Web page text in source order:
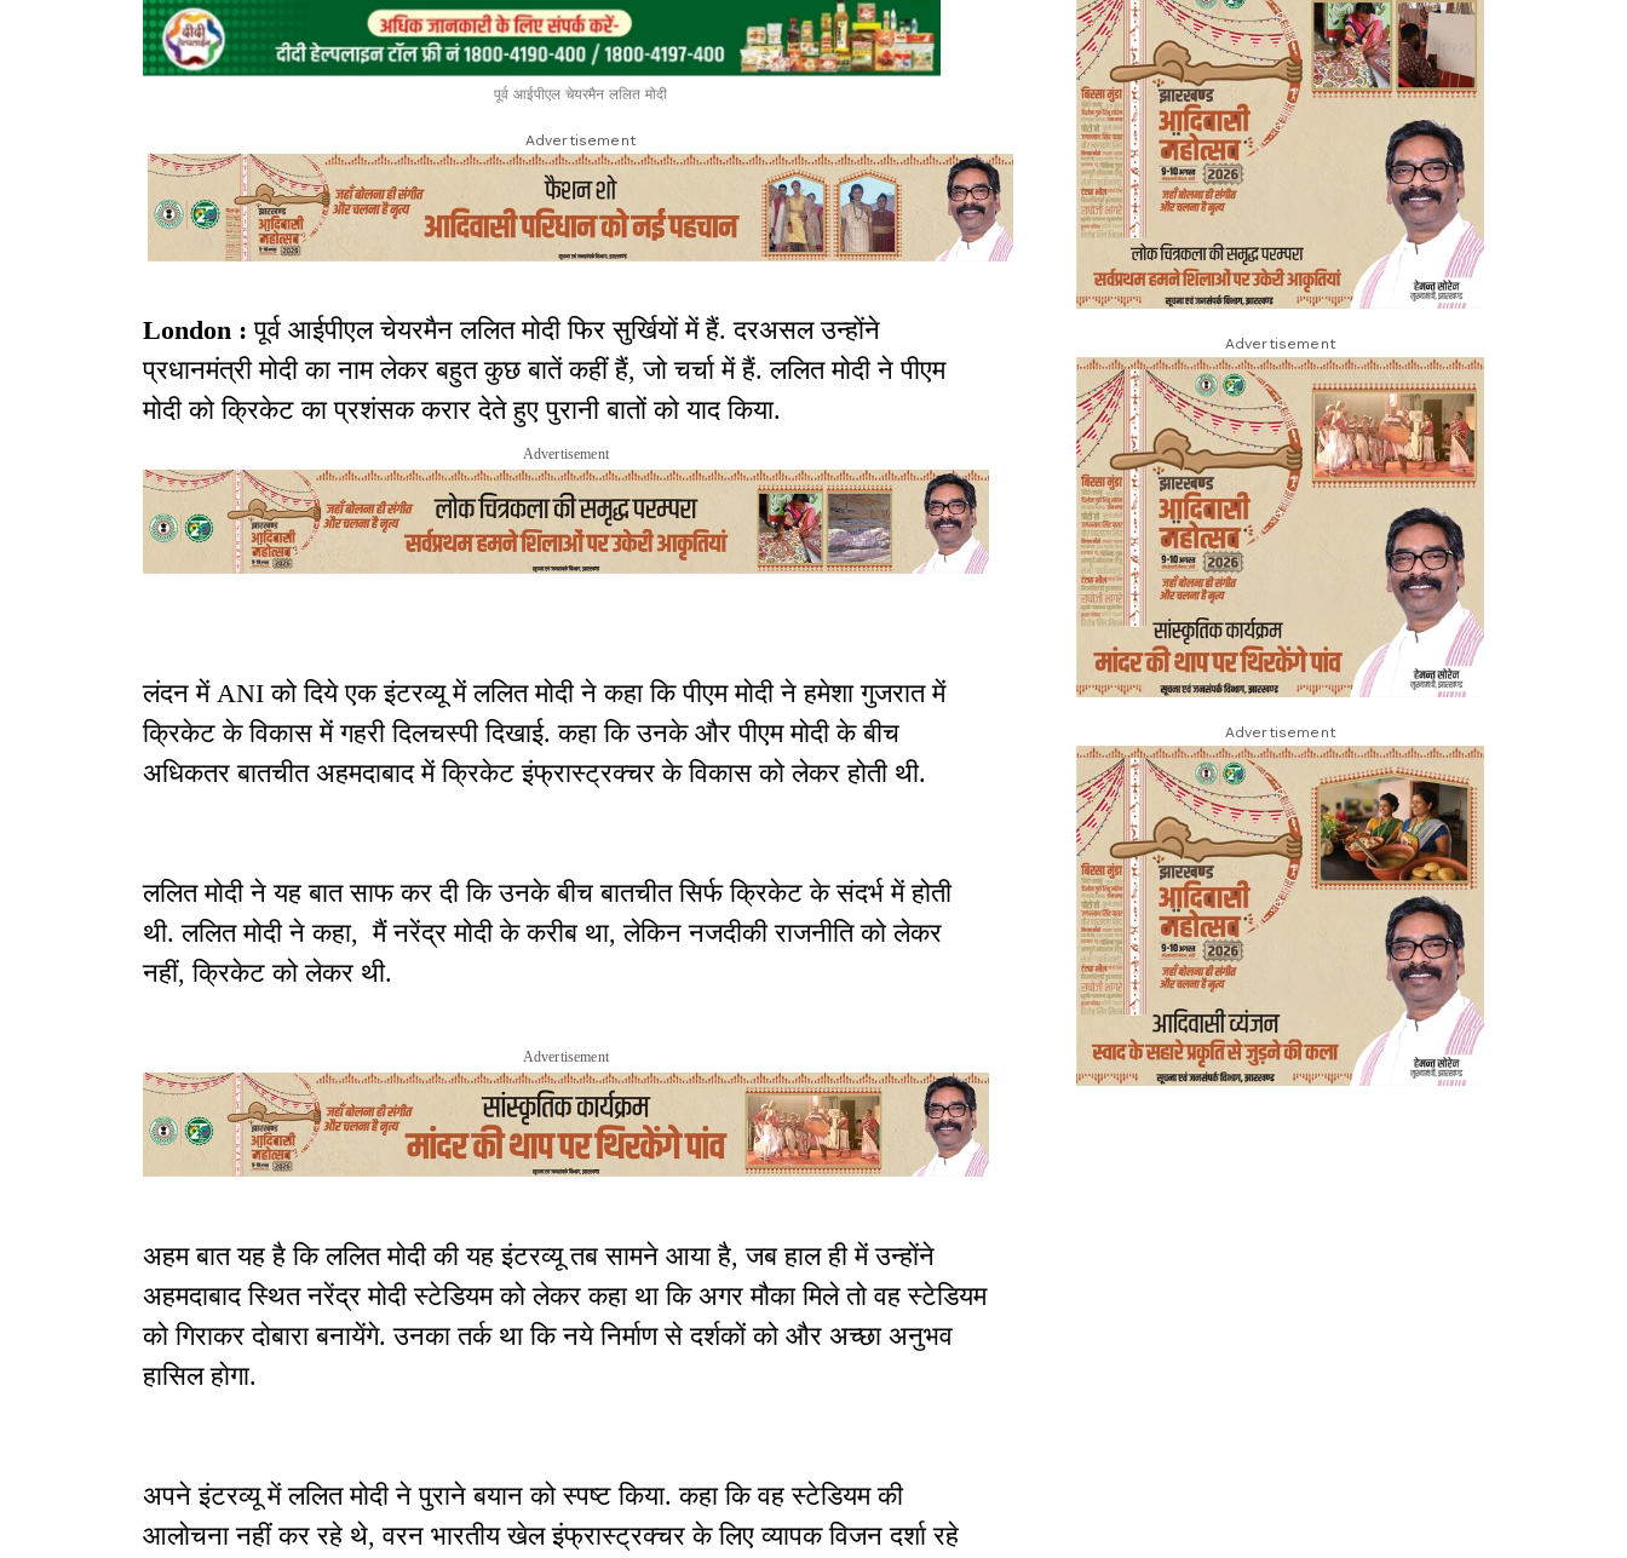
पूर्व आईपीएल चेयरमैन ललित मोदी
Advertisement
London :पूर्व आईपीएल चेयरमैन ललित मोदी फिर सुर्खियों में हैं. दरअसल उन्होंने
प्रधानमंत्री मोदी का नाम लेकर बहुत कुछ बातें कहीं हैं, जो चर्चा में हैं. ललित मोदी ने पीएम
मोदी को क्रिकेट का प्रशंसक करार देते हुए पुरानी बातों को याद किया.
Advertisement
लंदन में ANI को दिये एक इंटरव्यू में ललित मोदी ने कहा कि पीएम मोदी ने हमेशा गुजरात में
क्रिकेट के विकास में गहरी दिलचस्पी दिखाई. कहा कि उनके और पीएम मोदी के बीच
अधिकतर बातचीत अहमदाबाद में क्रिकेट इंफ्रास्ट्रक्चर के विकास को लेकर होती थी.
ललित मोदी ने यह बात साफ कर दी कि उनके बीच बातचीत सिर्फ क्रिकेट के संदर्भ में होती
थी. ललित मोदी ने कहा, मैं नरेंद्र मोदी के करीब था, लेकिन नजदीकी राजनीति को लेकर
नहीं, क्रिकेट को लेकर थी.
Advertisement
अहम बात यह है कि ललित मोदी की यह इंटरव्यू तब सामने आया है, जब हाल ही में उन्होंने
अहमदाबाद स्थित नरेंद्र मोदी स्टेडियम को लेकर कहा था कि अगर मौका मिले तो वह स्टेडियम
को गिराकर दोबारा बनायेंगे. उनका तर्क था कि नये निर्माण से दर्शकों को और अच्छा अनुभव
हासिल होगा.
अपने इंटरव्यू में ललित मोदी ने पुराने बयान को स्पष्ट किया. कहा कि वह स्टेडियम की
आलोचना नहीं कर रहे थे, वरन भारतीय खेल इंफ्रास्ट्रक्चर के लिए व्यापक विजन दर्शा रहे
Advertisement
Advertisement